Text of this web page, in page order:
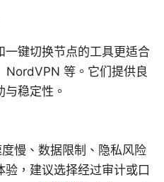
键切换节点的工具更适合
NordVPN 等。它们提供良
稳定性。
慢、数据限制、隐私风险
，建议选择经过审计或口